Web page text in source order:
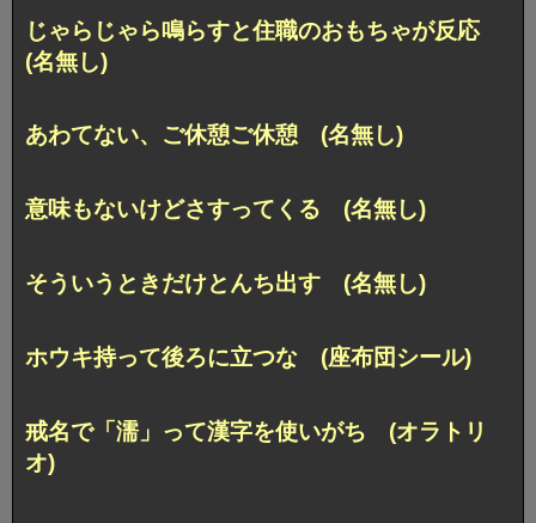
じゃらじゃら鳴らすと住職のおもちゃが反応
(名無し)
あわてない、ご休憩ご休憩 (名無し)
意味もないけどさすってくる (名無し)
そういうときだけとんち出す (名無し)
ホウキ持って後ろに立つな (座布団シール)
戒名で「濡」って漢字を使いがち (オラトリ
オ)